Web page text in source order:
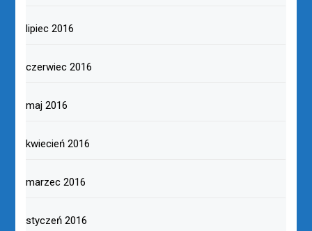
lipiec 2016
czerwiec 2016
maj 2016
kwiecień 2016
marzec 2016
styczeń 2016